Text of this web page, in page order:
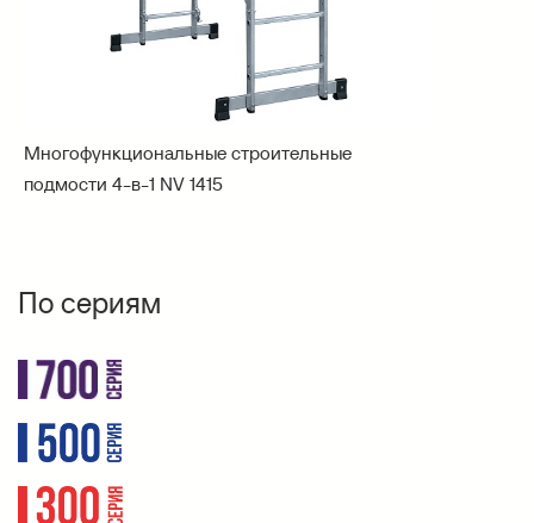
Многофункциональные строительные
подмости 4-в-1 NV 1415
По сериям